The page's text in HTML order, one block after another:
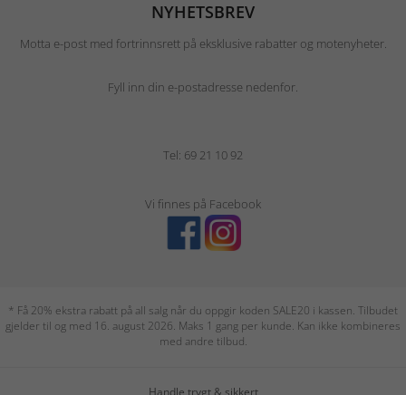
NYHETSBREV
Motta e-post med fortrinnsrett på eksklusive rabatter og motenyheter.
Fyll inn din e-postadresse nedenfor.
Tel: 69 21 10 92
Vi finnes på Facebook
* Få 20% ekstra rabatt på all salg når du oppgir koden SALE20 i kassen. Tilbudet
gjelder til og med 16. august 2026. Maks 1 gang per kunde. Kan ikke kombineres
med andre tilbud.
Handle trygt & sikkert